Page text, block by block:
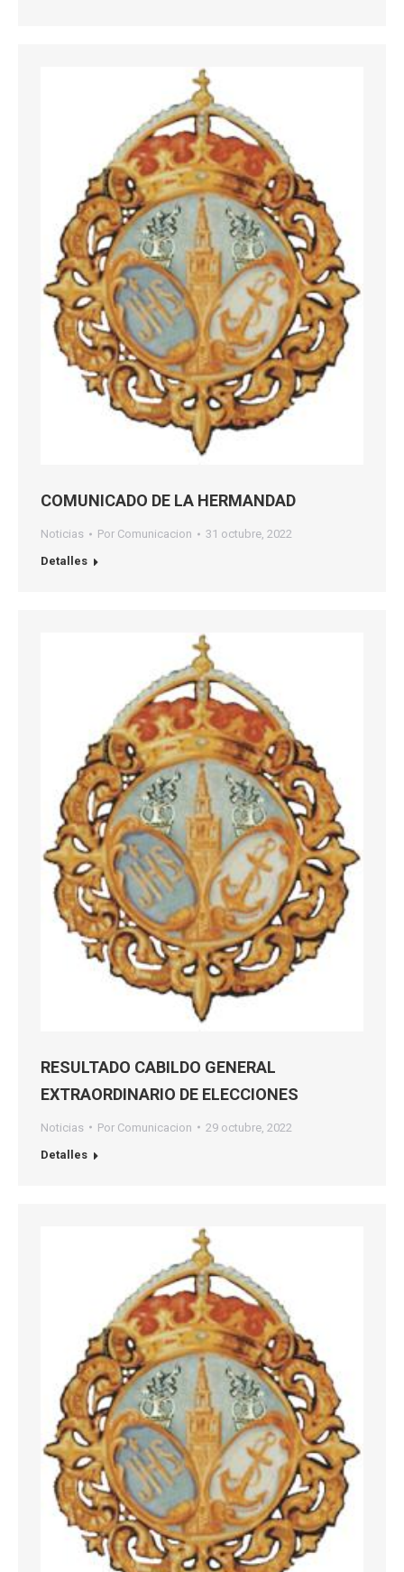
COMUNICADO DE LA HERMANDAD
Noticias Por Comunicacion
31 octubre, 2022
Detalles
RESULTADO CABILDO GENERAL
EXTRAORDINARIO DE ELECCIONES
Noticias Por Comunicacion
29 octubre, 2022
Detalles